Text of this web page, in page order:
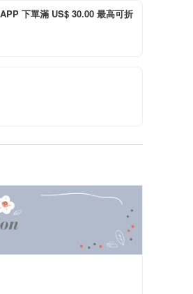
下單滿 US$ 30.00 最高可折